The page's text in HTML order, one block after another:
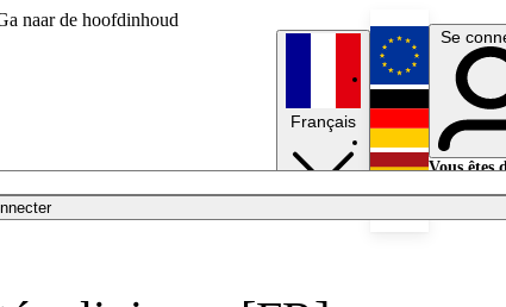
naar de hoofdinhoud
Français
English
Deutsch
Se
Vous êtes